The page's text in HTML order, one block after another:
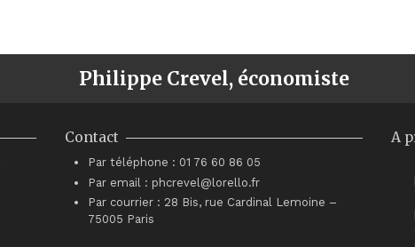
Philippe Crevel, économiste
Contact
Par téléphone : 01 76 60 86 05
Par email : phcrevel@lorello.fr
Par courrier : 28 Bis, rue Cardinal Lemoine –
75005 Paris
A